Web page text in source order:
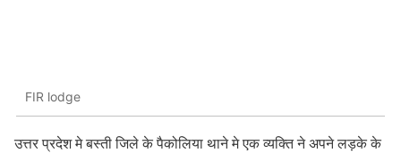
FIR lodge
उत्तर प्रदेश मे बस्ती जिले के पैकोलिया थाने मे एक व्यक्ति ने अपने लड़के के